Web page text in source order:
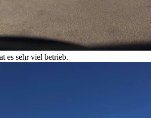
es sehr viel betrieb.